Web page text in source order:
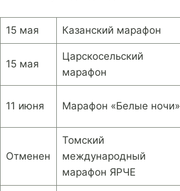
15 мая Казанский марафон
15 мая
Царскосельский
марафон
11 июня Марафон «Белые ночи»
Отменен
Томский
международный
марафон ЯРЧЕ